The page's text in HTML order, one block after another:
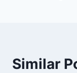
Similar